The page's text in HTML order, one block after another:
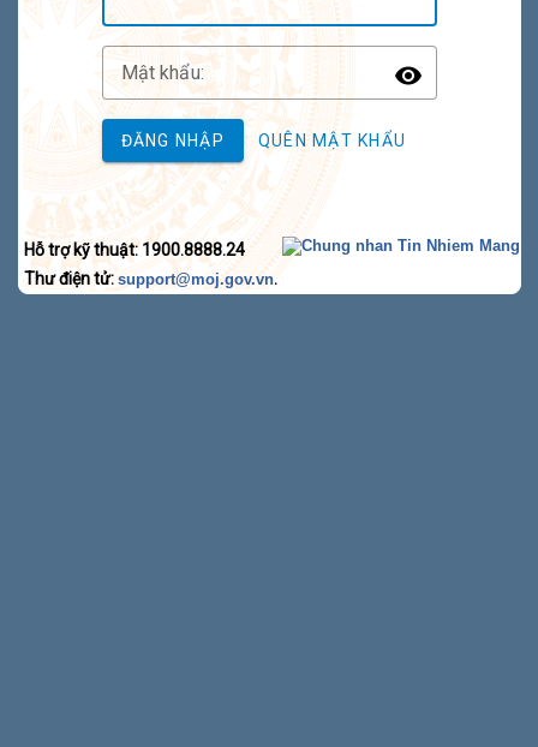
Mật khẩu:
Toggle
ĐĂNG NHẬP QUÊN MẬT KHẨU
Hỗ trợ kỹ thuật: 1900.8888.24
Thư điện tử: support@moj.gov.vn.